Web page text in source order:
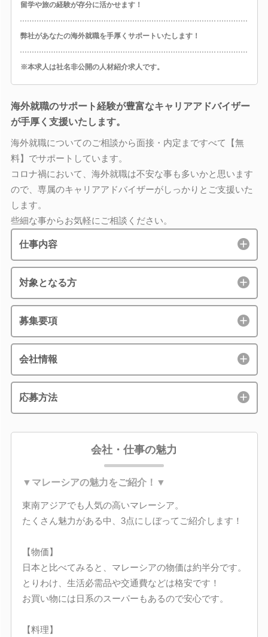
留学や旅の経験が存分に活かせます！
弊社があなたの海外就職を手厚くサポートいたします！
※本求人は社名非公開の人材紹介求人です。
海外就職のサポート経験が豊富なキャリアアドバイザー
が手厚く支援いたします。
海外就職についてのご相談から面接・内定まですべて【無
料】でサポートしています。
コロナ禍において、海外就職は不安な事も多いかと思います
ので、専属のキャリアアドバイザーがしっかりとご支援いた
します。
些細な事からお気軽にご相談ください。
仕事内容
対象となる方
募集要項
会社情報
応募方法
会社・仕事の魅力
▼マレーシアの魅力をご紹介！▼
東南アジアでも人気の高いマレーシア。
たくさん魅力がある中、3点にしぼってご紹介します！
【物価】
日本と比べてみると、マレーシアの物価は約半分です。
とりわけ、生活必需品や交通費などは格安です！
お買い物には日系のスーパーもあるので安心です。
【料理】